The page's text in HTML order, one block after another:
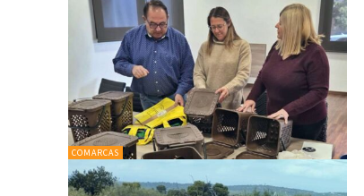
COMARCAS